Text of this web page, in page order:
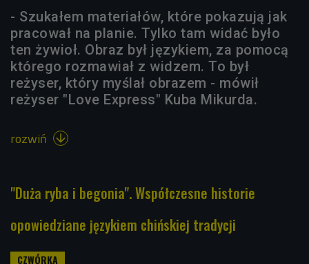
- Szukałem materiałów, które pokazują jak
pracował na planie. Tylko tam widać było
ten żywioł. Obraz był językiem, za pomocą
którego rozmawiał z widzem. To był
reżyser, który myślał obrazem - mówił
reżyser "Love Express" Kuba Mikurda.
rozwiń 
"Duża ryba i begonia". Współczesne historie
opowiedziane językiem chińskiej tradycji